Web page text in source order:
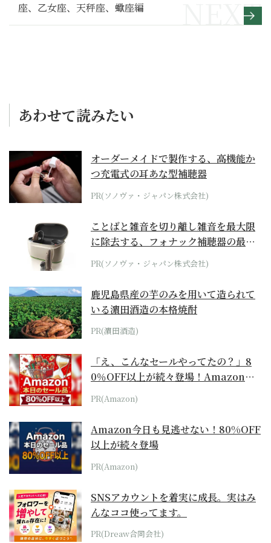
座、乙女座、天秤座、蠍座編
あわせて読みたい
オーダーメイドで製作する、高機能か
つ充電式の耳あな型補聴器
PR(ソノヴァ・ジャパン株式会社)
ことばと雑音を切り離し雑音を最大限
に除去する、フォナック補聴器の最上
位モデル
PR(ソノヴァ・ジャパン株式会社)
鹿児島県産の芋のみを用いて造られて
いる濵田酒造の本格焼酎
PR(濵田酒造)
「え、こんなセールやってたの？」8
0％OFF以上が続々登場！Amazonの
本気が...
PR(Amazon)
Amazon今日も見逃せない！80%OFF
以上が続々登場
PR(Amazon)
SNSアカウントを着実に成長。実はみ
んなココ使ってます。
PR(Dreaw合同会社)